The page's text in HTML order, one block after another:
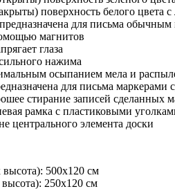
поверхность белого
для письма
магнитов
глаза
нажима
осыпанием мела и
для письма
стирание записей
рамка с пластиковыми
центрального элемента доски
500х120 см
250х120 см